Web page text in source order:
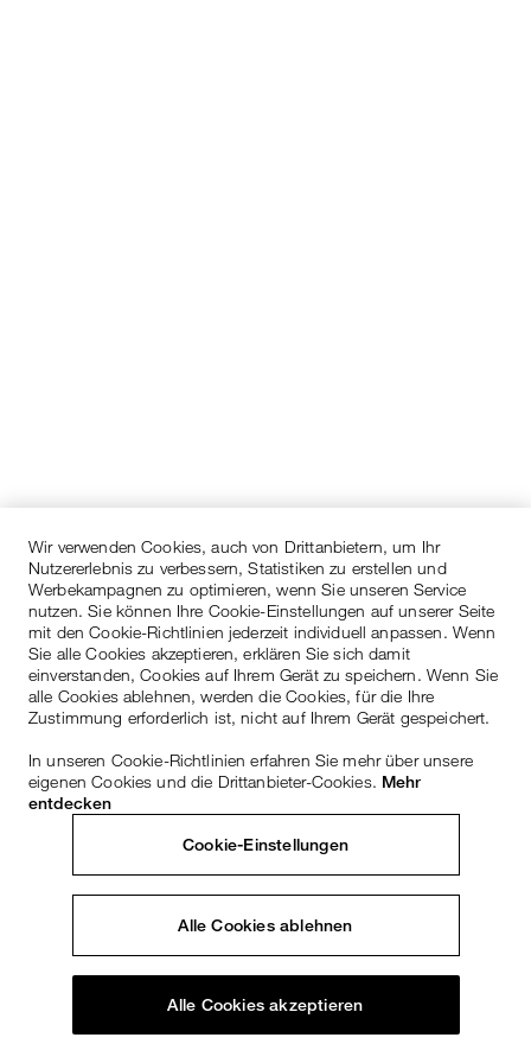
Wir verwenden Cookies, auch von Drittanbietern, um Ihr
Nutzererlebnis zu verbessern, Statistiken zu erstellen und
Werbekampagnen zu optimieren, wenn Sie unseren Service
nutzen. Sie können Ihre Cookie-Einstellungen auf unserer Seite
mit den Cookie-Richtlinien jederzeit individuell anpassen. Wenn
Sie alle Cookies akzeptieren, erklären Sie sich damit
einverstanden, Cookies auf Ihrem Gerät zu speichern. Wenn Sie
alle Cookies ablehnen, werden die Cookies, für die Ihre
Zustimmung erforderlich ist, nicht auf Ihrem Gerät gespeichert.
In unseren Cookie-Richtlinien erfahren Sie mehr über unsere
eigenen Cookies und die Drittanbieter-Cookies. Mehr
entdecken
Cookie-Einstellungen
Alle Cookies ablehnen
Alle Cookies akzeptieren